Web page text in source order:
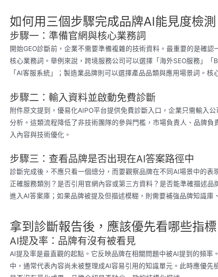
如何用三個步驟完成品牌AI能見度檢
步驟一：準備官網與核心業務詞
開始GEO診斷前，企業不需要準備複雜的技術資料。最重要的是確
核心業務詞。舉例來說，跨境服務公司可以選擇「海外SEO服務」
「AI客服系統」；製造業品牌則可以選擇產品品類與應用場景詞。
步驟二：輸入資料並啟動免費診斷
附件原文提到，優易化AIPO平台提供免費診斷入口，企業只需輸入
分析。這類流程降低了非技術團隊的參與門檻，市場負責人、品牌
入內容與技術優化。
步驟三：查看品牌是否出現在AI答案路徑中
診斷完成後，不應只看一個總分，而要觀察品牌在不同AI場景中的
正確服務類別？是否引用官網內容或第三方資料？是否能準確描述
進入AI答案庫；如果品牌被提及但描述模糊，則需要補強品牌知識庫
拿到診斷報告後，應該優先看哪些指
AI提及率：品牌有沒有被看見
AI提及率是最直觀的起點。它反映品牌在相關問題中被AI提到的頻
中，通常代表內容尚未被整理成AI容易引用的知識單元。此時應優